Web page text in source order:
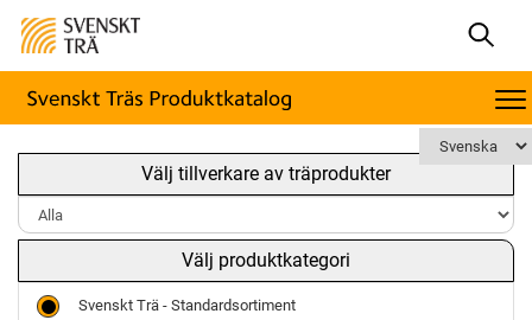
Välj tillverkare av träprodukter
Välj produktkategori
Svenskt Trä - Standardsortiment